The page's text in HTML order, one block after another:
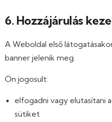
6. Hozzájárulás
A Weboldal első
banner jelenik meg.
Ön jogosult:
elfogadni vagy elutasítani
sütiket